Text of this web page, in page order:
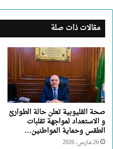
مقالات ذات صلة
صحة القليوبية تعلن حالة الطوارئ
و الاستعداد لمواجهة تقلبات
الطقس وحماية المواطنين…
26 مارس، 2026